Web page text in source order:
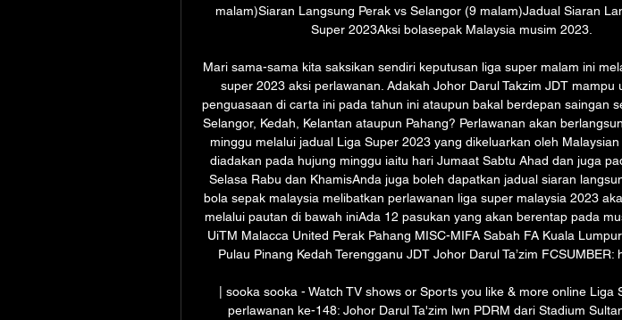
malam)Siaran Langsung Perak vs Selangor (9 malam)Jadual Siaran
Super 2023Aksi bolasepak Malaysia musim 2023.
Mari sama-sama kita saksikan sendiri keputusan liga super malam ini
super 2023 aksi perlawanan. Adakah Johor Darul Takzim JDT mampu
penguasaan di carta ini pada tahun ini ataupun bakal berdepan saingan
Selangor, Kedah, Kelantan ataupun Pahang? Perlawanan akan
minggu melalui jadual Liga Super 2023 yang dikeluarkan oleh
diadakan pada hujung minggu iaitu hari Jumaat Sabtu Ahad dan juga
Selasa Rabu dan KhamisAnda juga boleh dapatkan jadual siaran
bola sepak malaysia melibatkan perlawanan liga super malaysia 2023
melalui pautan di bawah iniAda 12 pasukan yang akan berentap pada
UiTM Malacca United Perak Pahang MISC-MIFA Sabah FA Kuala
Pulau Pinang Kedah Terengganu JDT Johor Darul Ta’zim FCSUMBER:
| sooka sooka - Watch TV shows or Sports you like & more online Liga
perlawanan ke-148: Johor Darul Ta'zim lwn PDRM dari Stadium